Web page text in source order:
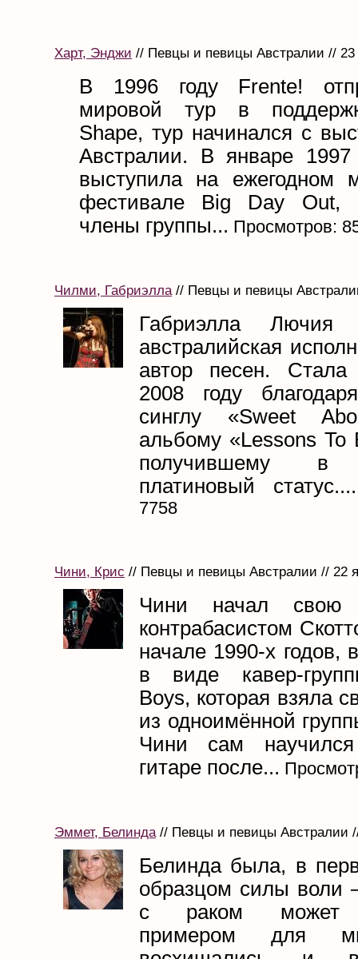
Харт, Энджи // Певцы и певицы Австралии // 23
В 1996 году Frente!
мировой тур в
Shape, тур начинался с
Австралии. В январе 1997
выступила на ежегодном
фестивале Big Day Out,
члены группы... Просмотров:
Чилми, Габриэлла// Певцы и певицы
Габриэлла
австралийская
автор песен. Стала
2008 году
синглу «Sweet
альбому «Lessons To
получившему в
платиновый статус....
7758
Чини, Крис // Певцы и певицы Австралии // 22
Чини начал свою
контрабасистом
начале 1990-х годов,
в виде кавер-
Boys, которая взяла
из одноимённой
Чини сам
гитаре после...
Эммет, Белинда// Певцы и певицы Австралии
Белинда была, в
образцом силы воли
с раком может
примером для